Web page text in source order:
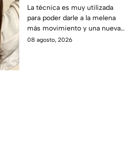
tu cabello refleje la luz
La técnica es muy utilizada
para poder darle a la melena
más movimiento y una nueva
versión.
08 agosto, 2026